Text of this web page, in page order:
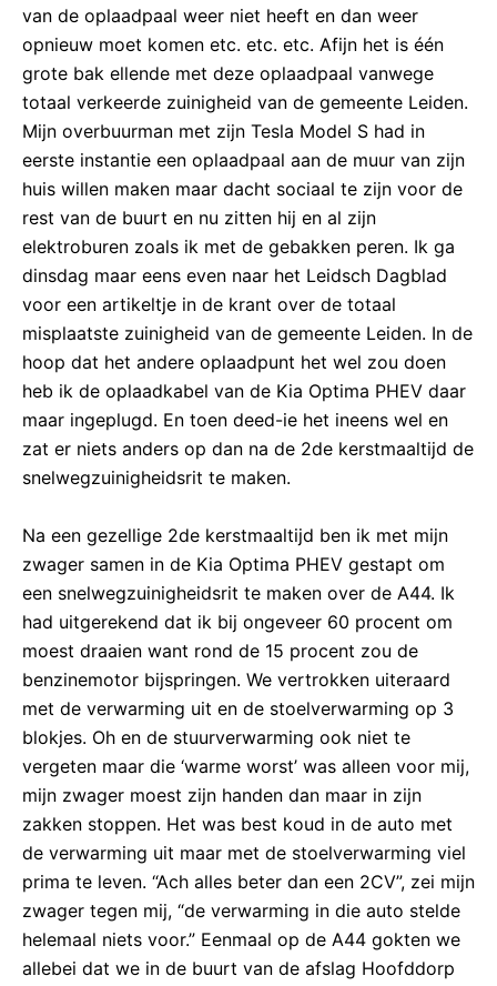
van de oplaadpaal weer niet heeft en dan weer
opnieuw moet komen etc. etc. etc. Afijn het is één
grote bak ellende met deze oplaadpaal vanwege
totaal verkeerde zuinigheid van de gemeente Leiden.
Mijn overbuurman met zijn Tesla Model S had in
eerste instantie een oplaadpaal aan de muur van zijn
huis willen maken maar dacht sociaal te zijn voor de
rest van de buurt en nu zitten hij en al zijn
elektroburen zoals ik met de gebakken peren. Ik ga
dinsdag maar eens even naar het Leidsch Dagblad
voor een artikeltje in de krant over de totaal
misplaatste zuinigheid van de gemeente Leiden. In de
hoop dat het andere oplaadpunt het wel zou doen
heb ik de oplaadkabel van de Kia Optima PHEV daar
maar ingeplugd. En toen deed-ie het ineens wel en
zat er niets anders op dan na de 2de kerstmaaltijd de
snelwegzuinigheidsrit te maken.
Na een gezellige 2de kerstmaaltijd ben ik met mijn
zwager samen in de Kia Optima PHEV gestapt om
een snelwegzuinigheidsrit te maken over de A44. Ik
had uitgerekend dat ik bij ongeveer 60 procent om
moest draaien want rond de 15 procent zou de
benzinemotor bijspringen. We vertrokken uiteraard
met de verwarming uit en de stoelverwarming op 3
blokjes. Oh en de stuurverwarming ook niet te
vergeten maar die ‘warme worst’ was alleen voor mij,
mijn zwager moest zijn handen dan maar in zijn
zakken stoppen. Het was best koud in de auto met
de verwarming uit maar met de stoelverwarming viel
prima te leven. “Ach alles beter dan een 2CV”, zei mijn
zwager tegen mij, “de verwarming in die auto stelde
helemaal niets voor.” Eenmaal op de A44 gokten we
allebei dat we in de buurt van de afslag Hoofddorp